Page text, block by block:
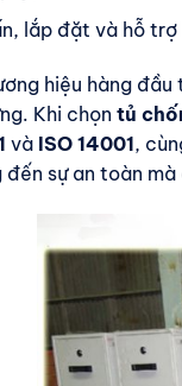
lắp đặt và hỗ
hiệu hàng
Khi chọn tủ
và ISO 14001,
đến sự an toàn